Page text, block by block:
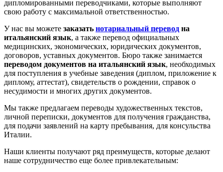
дипломированными переводчиками, которые выполняют
свою работу с максимальной ответственностью.
У нас вы можете заказать нотариальный перевод на
итальянский язык, а также перевод официальных
медицинских, экономических, юридических документов,
договоров, уставных документов. Бюро также занимается
переводом документов на итальянский язык, необходимых
для поступления в учебные заведения (диплом, приложение к
диплому, аттестат), свидетельств о рождении, справок о
несудимости и многих других документов.
Мы также предлагаем переводы художественных текстов,
личной переписки, документов для получения гражданства,
для подачи заявлений на карту пребывания, для консульства
Италии.
Наши клиенты получают ряд преимуществ, которые делают
наше сотрудничество еще более привлекательным: